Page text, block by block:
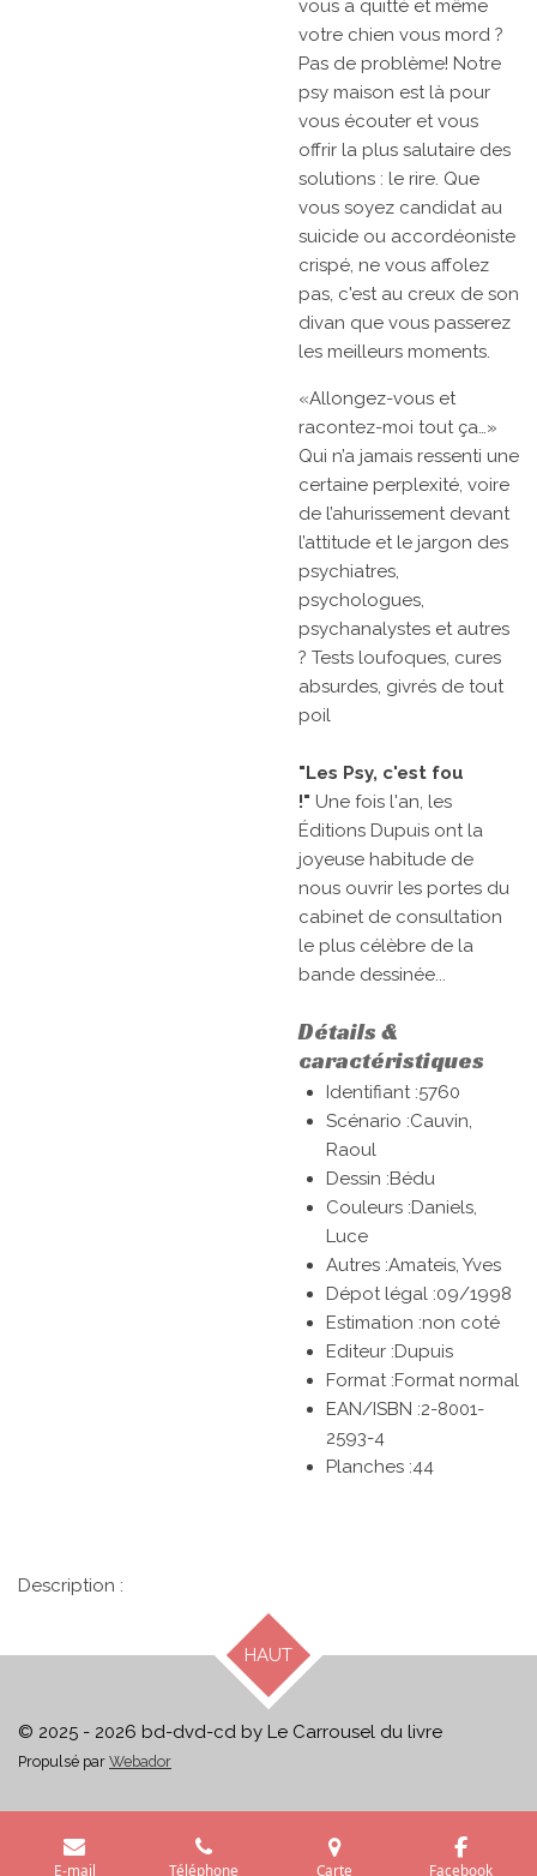
vous a quitté et même
votre chien vous mord ?
Pas de problème! Notre
psy maison est là pour
vous écouter et vous
offrir la plus salutaire des
solutions : le rire. Que
vous soyez candidat au
suicide ou accordéoniste
crispé, ne vous affolez
pas, c'est au creux de son
divan que vous passerez
les meilleurs moments.
«Allongez-vous et
racontez-moi tout ça…»
Qui n’a jamais ressenti une
certaine perplexité, voire
de l’ahurissement devant
l’attitude et le jargon des
psychiatres,
psychologues,
psychanalystes et autres
? Tests loufoques, cures
absurdes, givrés de tout
poil
"Les Psy, c'est fou
!" Une fois l'an, les
Éditions Dupuis ont la
joyeuse habitude de
nous ouvrir les portes du
cabinet de consultation
le plus célèbre de la
bande dessinée...
Détails &
caractéristiques
Identifiant :5760
Scénario :Cauvin,
Raoul
Dessin :Bédu
Couleurs :Daniels,
Luce
Autres :Amateis, Yves
Dépot légal :09/1998
Estimation :non coté
Editeur :Dupuis
Format :Format normal
EAN/ISBN :2-8001-
2593-4
Planches :44
Description :
HAUT
© 2025 - 2026 bd-dvd-cd by Le Carrousel du livre
Propulsé par Webador
E-mail Téléphone Carte Facebook